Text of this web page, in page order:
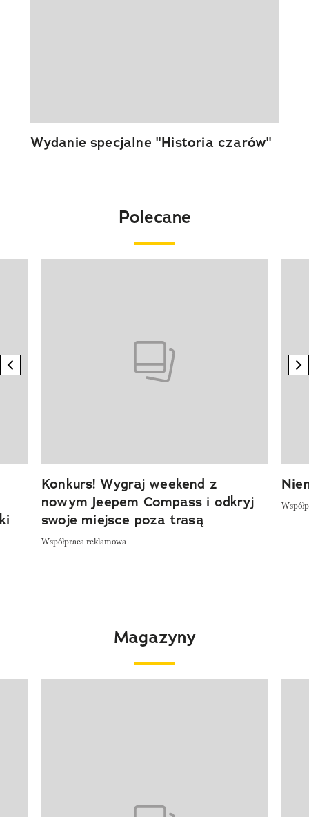
Wydanie specjalne "Historia czarów"
Polecane
previous element
Konkurs! Wygraj weekend z
nowym Jeepem Compass i odkryj
swoje miejsce poza trasą
Współpraca reklamowa
Magazyny